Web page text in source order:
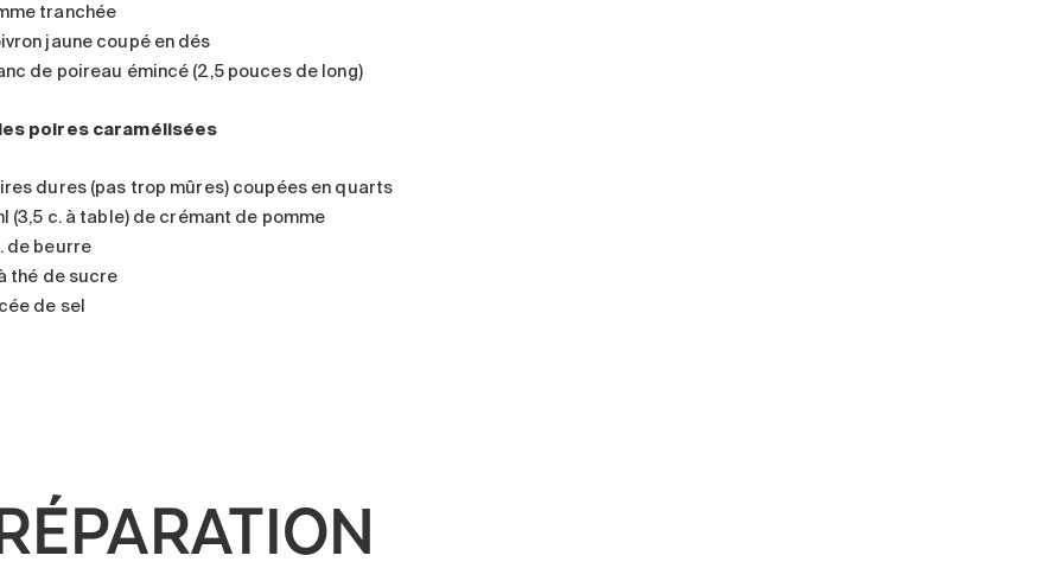
tranchée
jaune coupé en dés
de poireau émincé (2,5 pouces de long)
poires caramélisées
dures (pas trop mûres) coupées en quarts
(3,5 c. à table) de crémant de pomme
de beurre
thé de sucre
de sel